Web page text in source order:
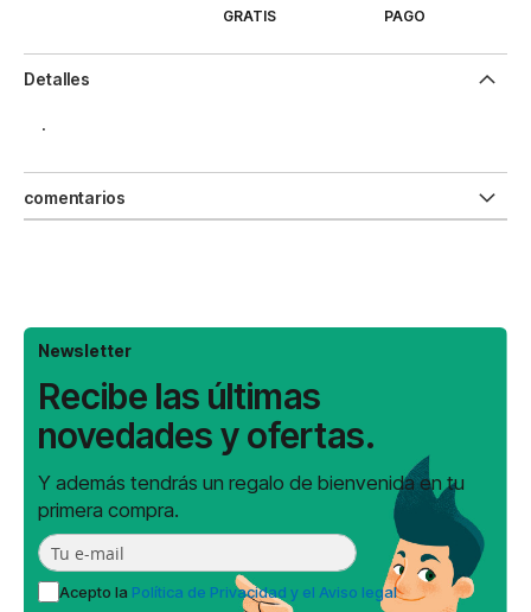
GRATIS PAGO
Detalles
.
comentarios
Newsletter
Recibe las últimas
novedades y ofertas.
Y además tendrás un regalo de bienvenida en tu
primera compra.
Acepto la Política de Privacidad y el Aviso legal